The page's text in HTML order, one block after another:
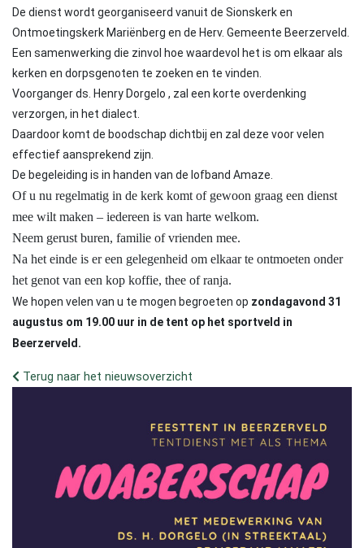
De dienst wordt georganiseerd vanuit de Sionskerk en
Ontmoetingskerk Mariënberg en de Herv. Gemeente Beerzerveld.
Een samenwerking die zinvol hoe waardevol het is om elkaar als
kerken en dorpsgenoten te zoeken en te vinden.
Voorgangerds. Henry Dorgelo , zal een korte overdenking
verzorgen, in het dialect.
Daardoor komt de boodschap dichtbij en zal deze voor velen
effectief aansprekend zijn.
De begeleiding is in handen van de lofband Amaze.
Of u nu regelmatig in de kerk komt of gewoon graag een dienst
mee wilt maken – iedereen is van harte welkom.
Neem gerust buren, familie of vrienden mee.
Na het einde is er een gelegenheid om elkaar te ontmoeten onder
het genot van een kop koffie, thee of ranja.
We hopen velen van u te mogen begroeten op zondagavond 31
augustus om 19.00 uur in de tent op het sportveld in
Beerzerveld.
Terug naar het nieuwsoverzicht